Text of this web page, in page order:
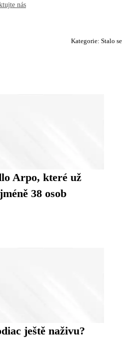
nás
Kategorie: Stalo se
Arpo, které už
38 osob
ještě naživu?